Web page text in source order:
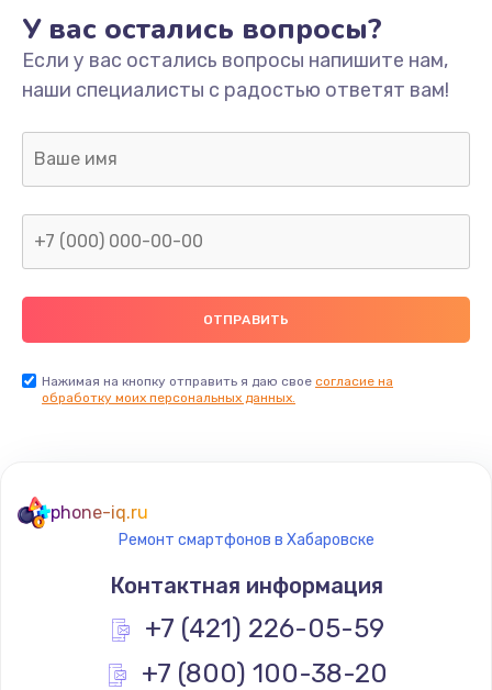
Замена/Pемонт карбюратора
1300 руб.
Заказать
Ремонт капиллярной трубки
400 руб.
Заказать
Замена термостата
1200 руб.
Заказать
Замена реле
У вас остались вопросы?
Если у вас остались вопросы напишите нам,
наши специалисты с радостью ответят вам!
Нажимая на кнопку отправить я даю свое согласие на
обработку моих персональных данных.
phone-iq.ru
Ремонт смартфонов в Хабаровске
Контактная информация
+7 (421) 226-05-59
+7 (800) 100-38-20